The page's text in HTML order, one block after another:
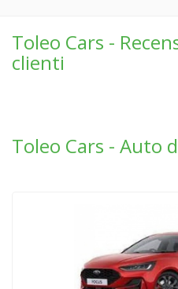
Toleo Cars -
clienti
Toleo Cars - Auto